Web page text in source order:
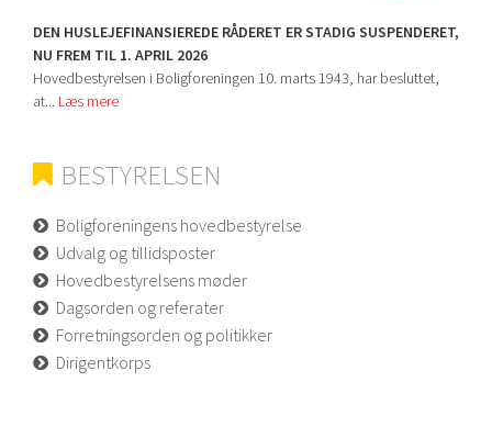
DEN HUSLEJEFINANSIEREDE RÅDERET ER STADIG SUSPENDERET,
NU FREM TIL 1. APRIL 2026
Hovedbestyrelsen i Boligforeningen 10. marts 1943, har besluttet,
at... Læs mere
BESTYRELSEN
Boligforeningens hovedbestyrelse
Udvalg og tillidsposter
Hovedbestyrelsens møder
Dagsorden og referater
Forretningsorden og politikker
Dirigentkorps